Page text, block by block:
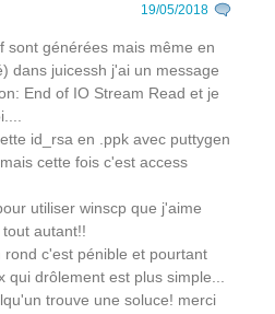
19/05/2018
sont générées mais même en
dans juicessh j'ai un message
End of IO Stream Read et je
id_rsa en .ppk avec puttygen
cette fois c'est access
utiliser winscp que j'aime
autant!!
c'est pénible et pourtant
qui drôlement est plus simple...
trouve une soluce! merci